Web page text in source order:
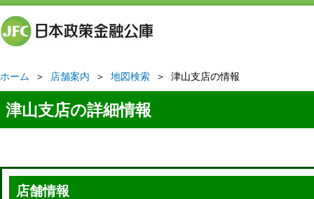
ホーム ＞ 店舗案内 ＞ 地図検索 ＞ 津山支店の情報
津山支店の詳細情報
店舗情報